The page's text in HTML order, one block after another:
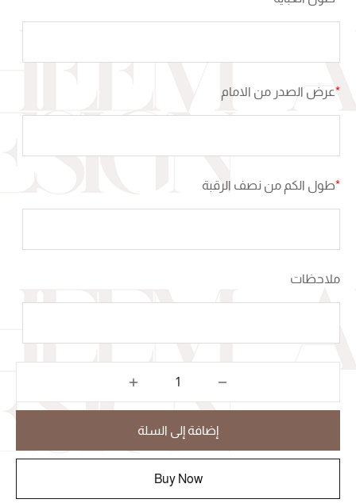
*عرض الصدر من الامام
*طول الكم من نصف الرقبة
ملاحظات
إضافة إلى السلة
Buy Now